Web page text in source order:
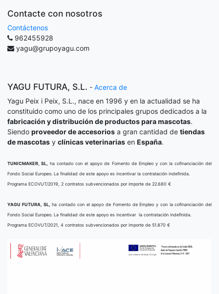
Contacte con nosotros
Contáctenos
962455928
yagu@grupoyagu.com
YAGU FUTURA, S.L. - Acerca de
Yagu Peix i Peix, S.L., nace en 1996 y en la actualidad se ha
constituido como uno de los principales grupos dedicados a la
fabricación y distribución de productos para mascotas.
Siendo proveedor de accesorios a gran cantidad de tiendas
de mascotas y clínicas veterinarias en España.
TUNICMAKER, SL,
ha contado con el apoyo de Fomento de Empleo y con la cofinanciación del
Fondo Social Europeo. La finalidad de este apoyo es incentivar la contratación indefinida.
Programa ECOVUT/2019, 2 contratos subvencionados por importe de 22.680 €
YAGU FUTURA, SL,
ha contado con el apoyo de Fomento de Empleo y con la cofinanciación del
Fondo Social Europeo. La finalidad de este apoyo es incentivar la contratación indefinida.
Programa ECOVUT/2021, 4 contratos subvencionados por importe de 51.870 €